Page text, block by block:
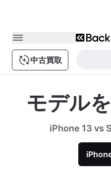
中古買取
モデル
iPhone 13 vs